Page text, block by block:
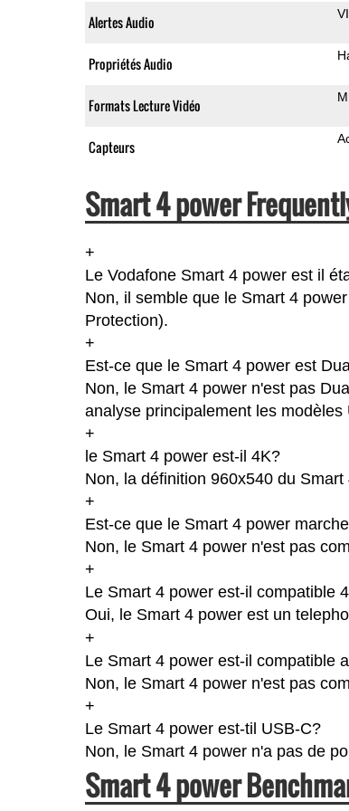
Alertes Audio
Propriétés Audio
Formats Lecture Vidéo
Capteurs
Smart 4 power
+
Le Vodafone Smart 4 power est il
Non, il semble que le Smart 4
Protection).
+
Est-ce que le Smart 4 power est
Non, le Smart 4 power n'est pas
analyse principalement les
+
le Smart 4 power est-il 4K?
Non, la définition 960x540 du
+
Est-ce que le Smart 4 power
Non, le Smart 4 power n'est pas
+
Le Smart 4 power est-il compatible
Oui, le Smart 4 power est un
+
Le Smart 4 power est-il compatible
Non, le Smart 4 power n'est pas
+
Le Smart 4 power est-til USB-C?
Non, le Smart 4 power n'a pas de
Smart 4 power